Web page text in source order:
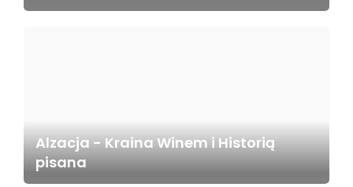
Alzacja - Kraina Winem i Historią
pisana